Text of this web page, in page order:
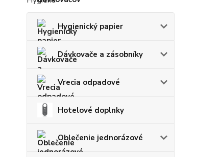
Hygienický papier
Dávkovače a zásobníky
Vrecia odpadové
Hotelové doplnky
Oblečenie jednorázové